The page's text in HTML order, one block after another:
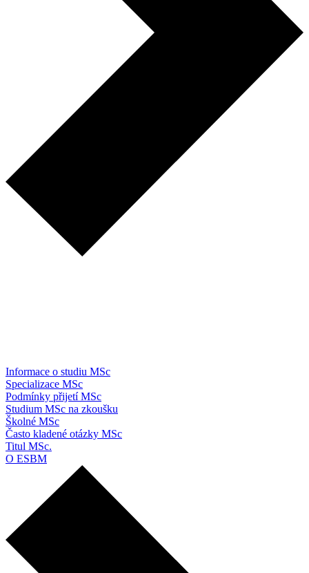
Informace o studiu MSc
Specializace MSc
Podmínky přijetí MSc
Studium MSc na zkoušku
Školné MSc
Často kladené otázky MSc
Titul MSc.
O ESBM